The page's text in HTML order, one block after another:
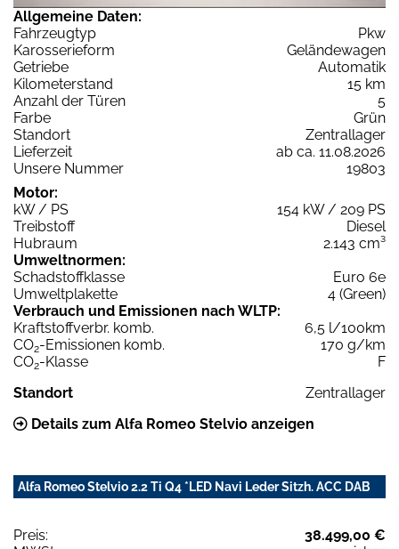
Allgemeine Daten:
Fahrzeugtyp
Pkw
Karosserieform
Geländewagen
Getriebe
Automatik
Kilometerstand
15 km
Anzahl der Türen
5
Farbe
Grün
Standort
Zentrallager
Lieferzeit
ab ca. 11.08.2026
Unsere Nummer
19803
Motor:
kW / PS
154 kW / 209 PS
Treibstoff
Diesel
Hubraum
2.143 cm³
Umweltnormen:
Schadstoffklasse
Euro 6e
Umweltplakette
4 (Green)
Verbrauch und Emissionen nach WLTP:
Kraftstoffverbr. komb.
6,5 l/100km
CO2-Emissionen komb.
170 g/km
CO2-Klasse
F
Standort
Zentrallager
Details zum Alfa Romeo Stelvio anzeigen
Alfa Romeo Stelvio 2.2 Ti Q4 *LED Navi Leder Sitzh. ACC DAB
Preis:
38.499,00 €